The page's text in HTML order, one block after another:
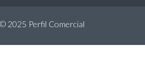
2025 Perfil Comercial